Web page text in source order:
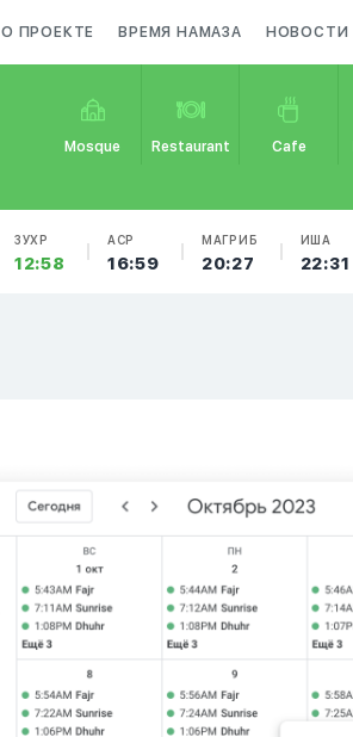
О ПРОЕКТЕ ВРЕМЯ НАМАЗА НОВОСТИ
Mosque Restaurant Cafe
ЗУХР
12:58
АСР
16:59
МАГРИБ
20:27
ИША
22:31